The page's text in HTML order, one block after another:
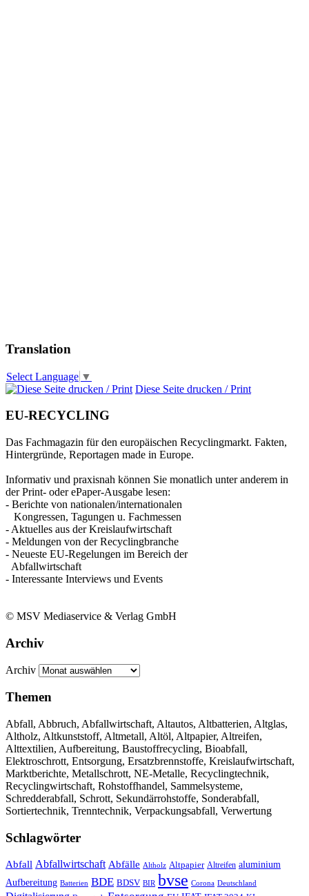
Translation
Select Language ▼
Diese Seite drucken / Print
EU-RECYCLING
Das Fachmagazin für den europäischen Recyclingmarkt. Fakten,
Hintergründe, Reportagen made in Europe.
Informativ und praxisnah können Sie monatlich unter anderem in
der Print- oder ePaper-Ausgabe lesen:
- Berichte von nationalen/internationalen
Kongressen, Tagungen u. Fachmessen
- Aktuelles aus der Kreislaufwirtschaft
- Meldungen von der Recyclingbranche
- Neueste EU-Regelungen im Bereich der
Abfallwirtschaft
- Interessante Interviews und Events
© MSV Mediaservice & Verlag GmbH
Archiv
Archiv
Themen
Abfall, Abbruch, Abfallwirtschaft, Altautos, Altbatterien, Altglas,
Altholz, Altkunststoff, Altmetall, Altöl, Altpapier, Altreifen,
Alttextilien, Aufbereitung, Baustoffrecycling, Bioabfall,
Elektroschrott, Entsorgung, Ersatzbrennstoffe, Kreislaufwirtschaft,
Marktberichte, Metallschrott, NE-Metalle, Recyclingtechnik,
Recyclingwirtschaft, Rohstoffhandel, Sammelsysteme,
Schredderabfall, Schrott, Sekundärrohstoffe, Sonderabfall,
Sortiertechnik, Trenntechnik, Verpackungsabfall, Verwertung
Schlagwörter
Abfall Abfallwirtschaft Abfälle Altholz Altpapier Altreifen aluminium
Aufbereitung Batterien BDE BDSV BIR bvse Corona Deutschland